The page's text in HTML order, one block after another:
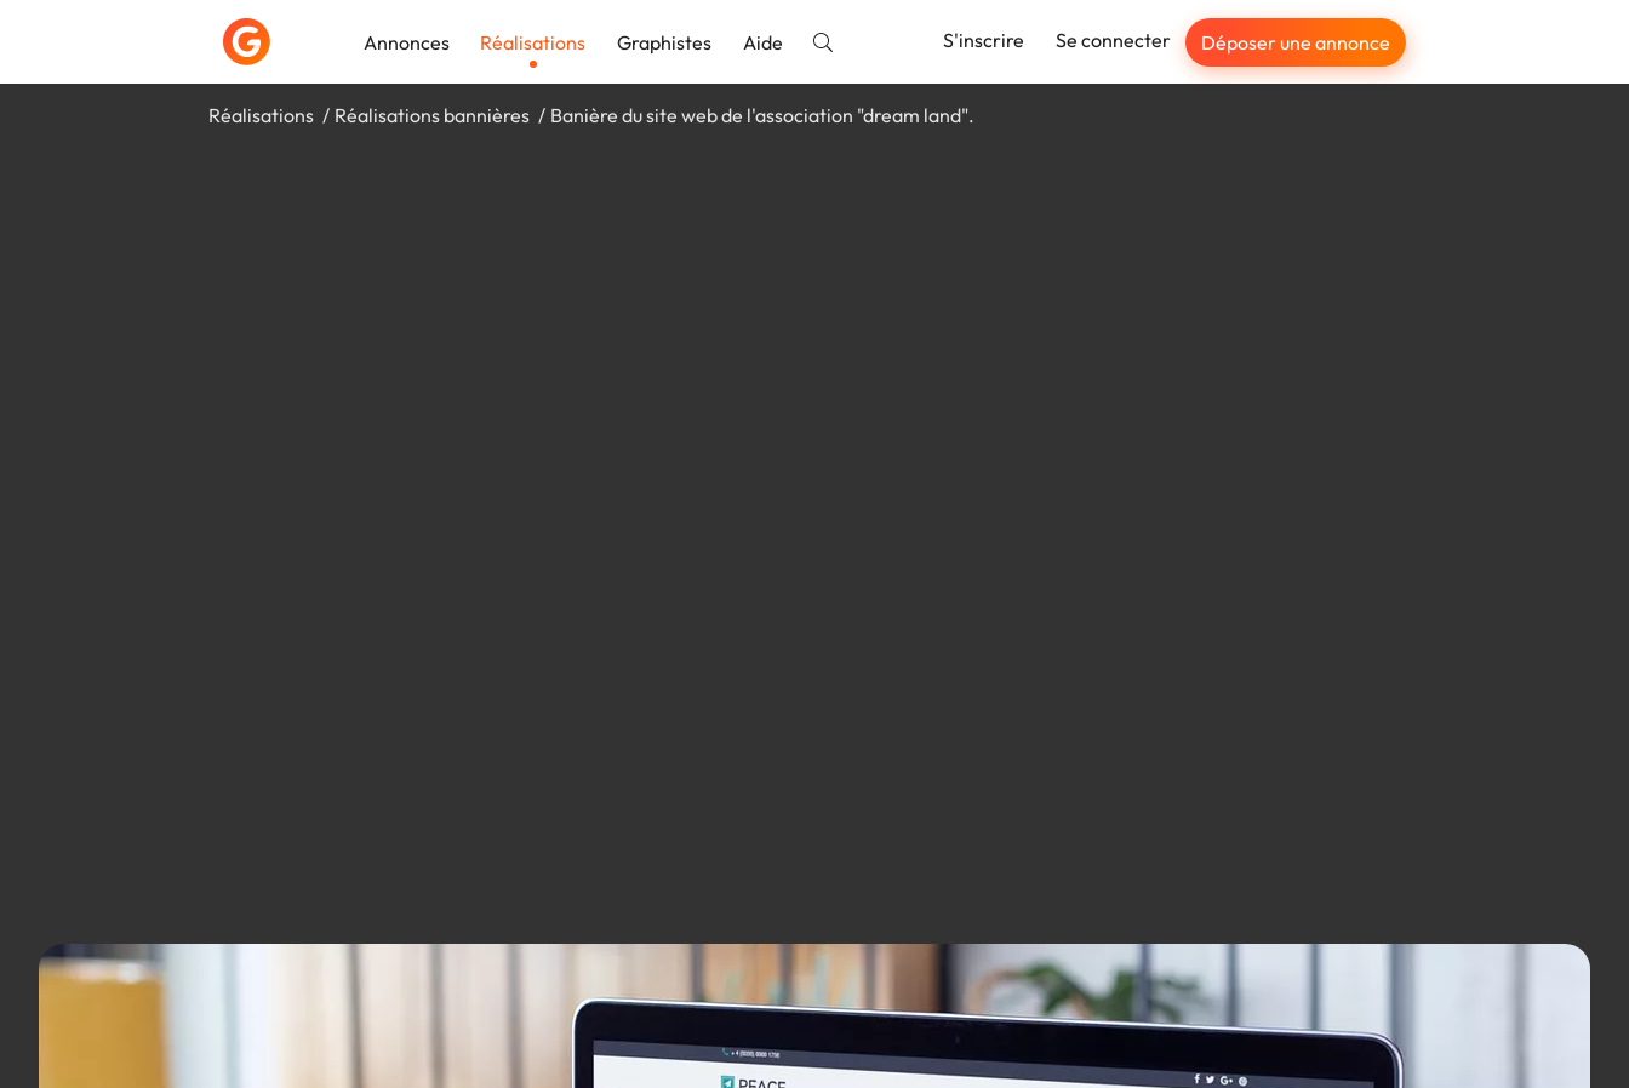
Annonces Réalisations Graphistes Aide S'inscrire Se connecter Déposer une annonce
Réalisations Réalisations bannières Banière du site web de l'association "dream land".